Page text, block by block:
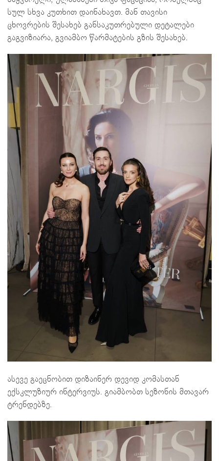
სულ სხვა კუთხით დაინახავთ. მან თავისი
ცხოვრების შესახებ განსაკუთრებული დეტალები
გაგვიზიარა, გვიამბო წარმატების გზის შესახებ.
ასევე გაეცნობით დიზაინერ დევიდ კომასთან
ექსკლუზიურ ინტერვიუს. გიამბობთ სეზონის მთავარ
ტრენდებზე.